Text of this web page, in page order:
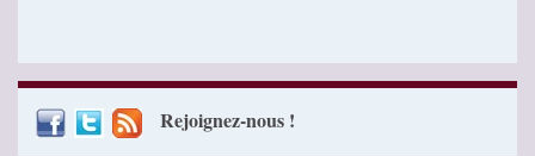
Rejoignez-nous !